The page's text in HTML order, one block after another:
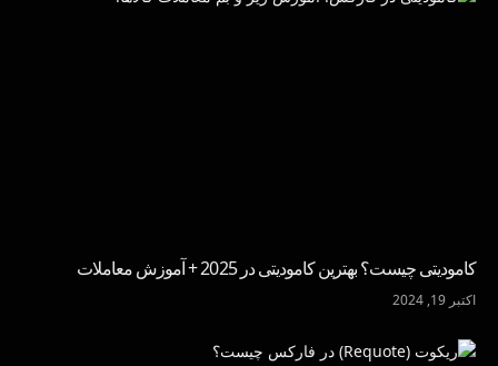
کامودیتی چیست؟ بهترین کامودیتی در 2025 + آموزش معاملات
اکتبر 19, 2024